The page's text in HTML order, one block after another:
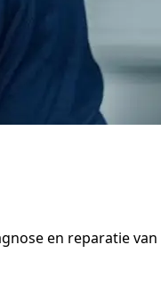
en reparatie van